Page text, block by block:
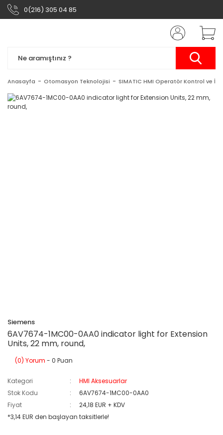
0(216) 305 04 85
Anasayfa Otomasyon Teknolojisi SIMATIC HMI Operatör Kontrol ve
Siemens
6AV7674-1MC00-0AA0 indicator light for Extension
Units, 22 mm, round,
(0) Yorum - 0 Puan
Kategori
HMI Aksesuarlar
Stok Kodu
6AV7674-1MC00-0AA0
Fiyat
24,18 EUR + KDV
*3,14 EUR den başlayan taksitlerle!